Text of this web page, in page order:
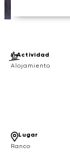
Actividad
Alojamiento
Lugar
Ranco